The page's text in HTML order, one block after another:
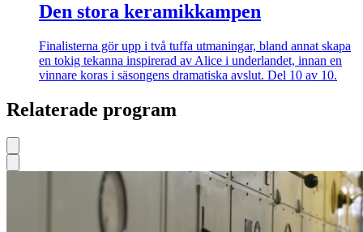
Den stora keramikkampen
Finalisterna gör upp i två tuffa utmaningar, bland annat skapa
en tokig tekanna inspirerad av Alice i underlandet, innan en
vinnare koras i säsongens dramatiska avslut. Del 10 av 10.
Relaterade program